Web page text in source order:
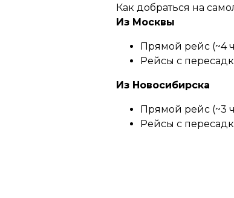
Как добраться на
Из Москвы
Прямой рейс (~4
Рейсы с
Из Новосибирска
Прямой рейс (~3
Рейсы с